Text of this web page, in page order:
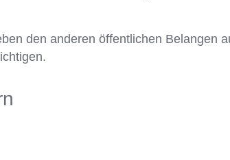
den anderen öffentlichen Belangen